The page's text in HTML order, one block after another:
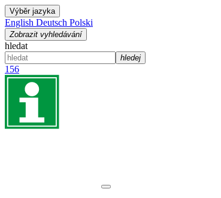
Výběr jazyka
English Deutsch Polski
Zobrazit vyhledávání
hledat
hledej
156